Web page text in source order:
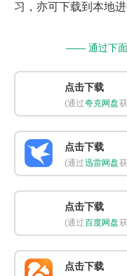
习，亦可下载到本地进
—— 通过下
点击下载
(通过夸克网盘
点击下载
(通过迅雷网盘
点击下载
(通过百度网盘
点击下载